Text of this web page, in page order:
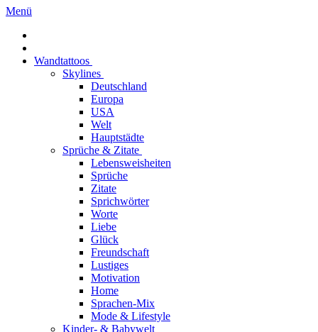
Menü
Wandtattoos
Skylines
Deutschland
Europa
USA
Welt
Hauptstädte
Sprüche & Zitate
Lebensweisheiten
Sprüche
Zitate
Sprichwörter
Worte
Liebe
Glück
Freundschaft
Lustiges
Motivation
Home
Sprachen-Mix
Mode & Lifestyle
Kinder- & Babywelt